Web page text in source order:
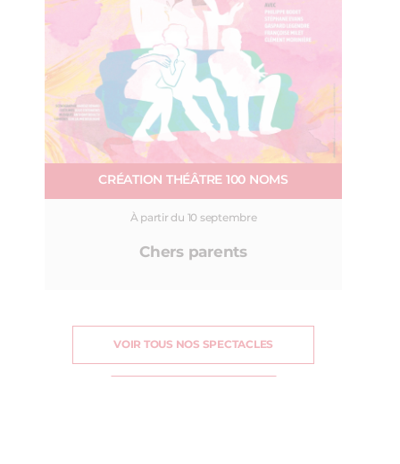
CRÉATION THÉÂTRE 100 NOMS
À partir du 10 septembre
Chers parents
VOIR TOUS NOS SPECTACLES